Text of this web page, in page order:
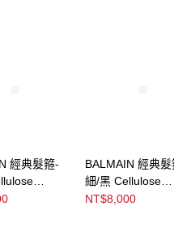
，但若您需要取消訂單，請聯絡
址：
人或監護人之同意方可使用
經典髮箍-
BALMAIN 經典
細/黑 Cellulose
Acetate
NT$8,000